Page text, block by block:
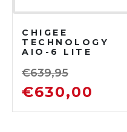
CHIGEE
TECHNOLOGY
AIO-6 LITE
€639,95
€630,00